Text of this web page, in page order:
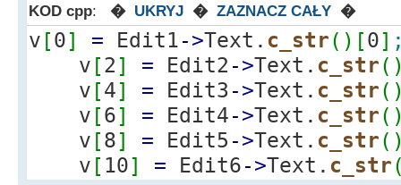
/*
Edit1->Text = (String)
KOD cpp: � UKRYJ � ZAZNACZ CAŁY �
v [0] = Edit1->Text. c_str( ) [0]
v [2] = Edit2 ->Text. c_str(
v [4] = Edit3 ->Text. c_str(
v [6] = Edit4->Text. c_str(
v [8] = Edit5 ->Text. c_str(
v [ 10] = Edit6->Text. c_str